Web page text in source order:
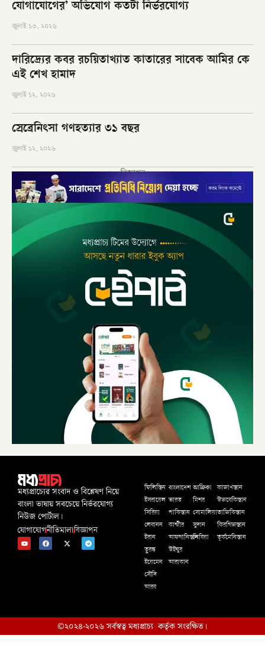
যোগাযোগের’ অভিযোগ কতটা নির্ভরযোগ্য
জুলাই ১৩, ২০২৬
দারিদ্র্যের কবর রচয়িতাখ্যাত কাতারের সাবেক আমির কে
এই শেখ হামাদ
জুলাই ১২, ২০২৬
স্রেব্রেনিৎসা গণহত্যার ৩১ বছর
জুলাই ১২, ২০২৬
বিজ্ঞাপন
মধ্যপ্রাচ্যের সংবাদ ও বিশ্লেষণ নিয়ে
বাংলা ভাষায় সবচেয়ে নির্ভরযোগ্য
নিউজ পোর্টাল।
যোগাযোগনীতিমালাবিজ্ঞাপন
ফিলিস্তিন
ইসরায়েল
সিরিয়া
লেবানন
ইরান
তুরস্ক
ইয়েমেন
সৌদি
আরব
বাংলাদেশ
ভারত
পাকিস্তান
কাশ্মীর
আফগানিস্তান
উইঘুর
আরাকান
আফ্রিকা
মিশর
সোমালিয়া
সুদান
লিবিয়া
কাজাখস্তান
উজবেকিস্তান
তাজিকিস্তান
কিরগিজস্তান
তূর্কমেনিস্তান
©২০২৪-২০২৬ সর্বস্বত্ব মধ্যপ্রাচ্য কর্তৃক সংরক্ষিত।